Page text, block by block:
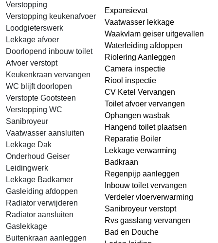
Verstopping
Verstopping keukenafvoer
Loodgieterswerk
Lekkage afvoer
Doorlopend inbouw toilet
Afvoer verstopt
Keukenkraan vervangen
WC blijft doorlopen
Verstopte Gootsteen
Verstopping WC
Sanibroyeur
Vaatwasser aansluiten
Lekkage Dak
Onderhoud Geiser
Leidingwerk
Lekkage Badkamer
Gasleiding afdoppen
Radiator verwijderen
Radiator aansluiten
Gaslekkage
Buitenkraan aanleggen
Expansievat
Vaatwasser lekkage
Waakvlam geiser uitgevallen
Waterleiding afdoppen
Riolering Aanleggen
Camera inspectie
Riool inspectie
CV Ketel Vervangen
Toilet afvoer vervangen
Ophangen wasbak
Hangend toilet plaatsen
Reparatie Boiler
Lekkage verwarming
Badkraan
Regenpijp aanleggen
Inbouw toilet vervangen
Verdeler vloerverwarming
Sanibroyeur verstopt
Rvs gasslang vervangen
Bad en Douche